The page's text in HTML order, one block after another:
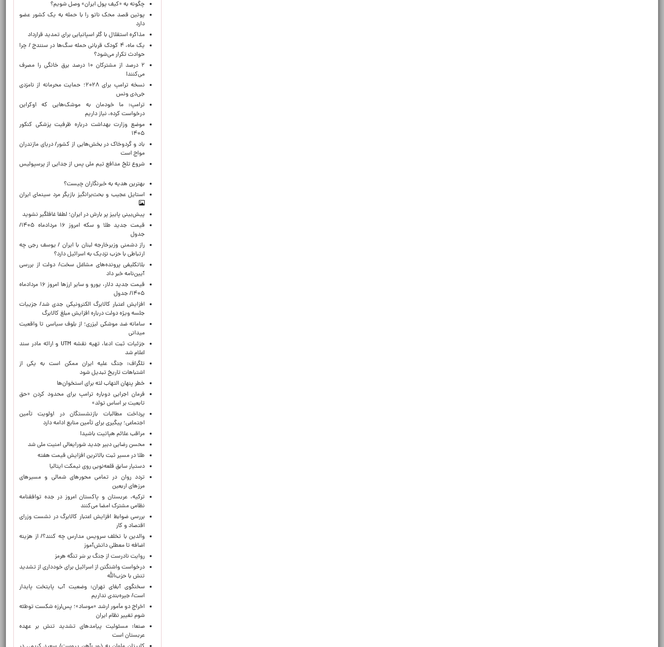
چگونه به «کیف پول ایران» وصل شویم؟
پوتین قصد محک ناتو را با حمله به یک کشور عضو
دارد
مذاکره استقلال با گلر اسپانیایی برای تمدید قرارداد
یک ماه، ۴ کودک قربانی حمله سگ‌ها در سنندج / چرا
حوادث تکرار می‌شود؟
۲ درصد از مشترکان ۱۰ درصد برق خانگی را مصرف
می‌کنند!
نسخه ترامپ برای ۲۰۲۸؛ حمایت محرمانه از نامزدی
جی‌دی ونس
ترامپ: ما خودمان به موشک‌هایی که اوکراین
درخواست کرده، نیاز داریم
موضع وزارت بهداشت درباره ظرفیت پزشکی کنکور
۱۴۰۵
باد و گردوخاک در بخش‌هایی از کشور/ دریای مازندران
مواج است
شروع تلخ مدافع تیم ملی پس از جدایی از پرسپولیس
بهترین هدیه به خبرنگاران چیست؟
استایل عجیب و بحث‌برانگیز بازیگر مرد سینمای ایران
پیش‌بینی پاییز پر بارش در ایران؛ لطفا غافلگیر نشوید
قیمت جدید طلا و سکه امروز ۱۶ مردادماه ۱۴۰۵/
جدول
راز دشمنی وزیرخارجه لبنان با ایران / یوسف رجی چه
ارتباطی با حزب نزدیک به اسرائیل دارد؟
بلاتکلیفی پرونده‌های مشاغل سخت/ دولت از بررسی
آیین‌نامه خبر داد
قیمت جدید دلار، یورو و سایر ارزها امروز ۱۶ مردادماه
۱۴۰۵/ جدول
افزایش اعتبار کالابرگ الکترونیکی جدی شد/ جزییات
جلسه ویژه دولت درباره افزایش مبلغ کالابرگ
سامانه ضد موشکی لیزری؛ از بلوف سیاسی تا واقعیت
میدانی
جزئیات ثبت ادعا، تهیه نقشه UTM و ارائه مادر سند
اعلام شد
تلگراف: جنگ علیه ایران ممکن است به یکی از
اشتباهات تاریخ تبدیل شود
خطر پنهان التهاب لثه برای استخوان‌ها
فرمان اجرایی دوباره ترامپ برای محدود کردن «حق
تابعیت بر اساس تولد»
پرداخت مطالبات بازنشستگان در اولویت تأمین
اجتماعی؛ پیگیری برای تأمین منابع ادامه دارد
مراقب علائم هپاتیت باشید!
محسن رضایی دبیر جدید شورایعالی امنیت ملی شد
طلا در مسیر ثبت بالاترین افزایش قیمت هفته
دستیار سابق قلعه‌نویی روی نیمکت ایتالیا
تردد روان در تمامی محورهای شمالی و مسیرهای
مرزهای اربعین
ترکیه، عربستان و پاکستان امروز در جده توافقنامه
نظامی مشترک امضا می‌کنند
بررسی ضوابط افزایش اعتبار کالابرگ در نشست وزرای
اقتصاد و کار
والدین با تخلف سرویس مدارس چه کنند؟/ از هزینه
اضافه تا معطلی دانش‌آموز
روایت نادرست از جنگ بر سَر تنگه هرمز
درخواست واشنگتن از اسرائیل برای خودداری از تشدید
تنش با حزب‌الله
سخنگوی آبفای تهران: وضعیت آب پایتخت پایدار
است/ جیره‌بندی نداریم
اخراج دو مأمور ارشد «موساد»؛ پس‌لرزه شکست توطئه
شوم تغییر نظام ایران
صنعا: مسئولیت پیامدهای تشدید تنش بر عهده
عربستان است